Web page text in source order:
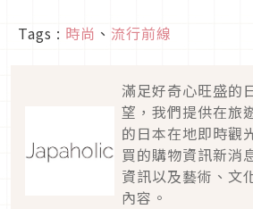
Tags : 時尚 、 流行前線
滿足好奇心旺盛的
望，我們提供在旅
的日本在地即時觀
買的購物資訊新消
資訊以及藝術、文
內容。